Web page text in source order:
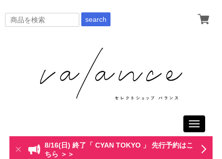
search
Toggle
8/16(日) 終了「 CYAN TOKYO 」 先行予約はこ
ちら ＞＞